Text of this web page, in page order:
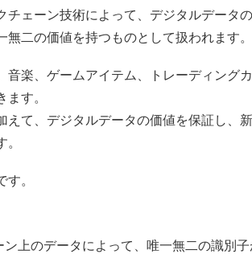
チェーン技術によって、デジタルデータ
無二の価値を持つものとして扱われます。
音楽、ゲームアイテム、トレーディング
す。
えて、デジタルデータの価値を保証し、
。
上のデータによって、唯一無二の識別子